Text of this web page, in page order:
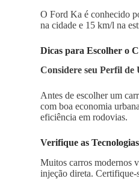
O Ford Ka é conhecido
na cidade e 15 km/l na
Dicas para Escolher o
Considere seu Perfil de
Antes de escolher um
com boa economia
eficiência em rodovias.
Verifique as
Muitos carros modernos
injeção direta. Certifique-